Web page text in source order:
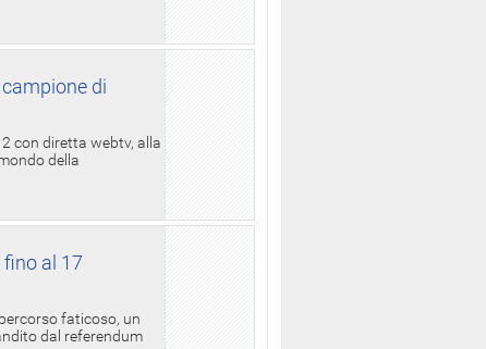
di
con diretta webtv, alla
della
fino al 17
faticoso, un
dal referendum